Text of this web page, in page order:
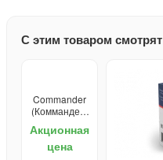
С этим товаром смотрят
Commander
(Коммандер)
потенции
Акционная
цена